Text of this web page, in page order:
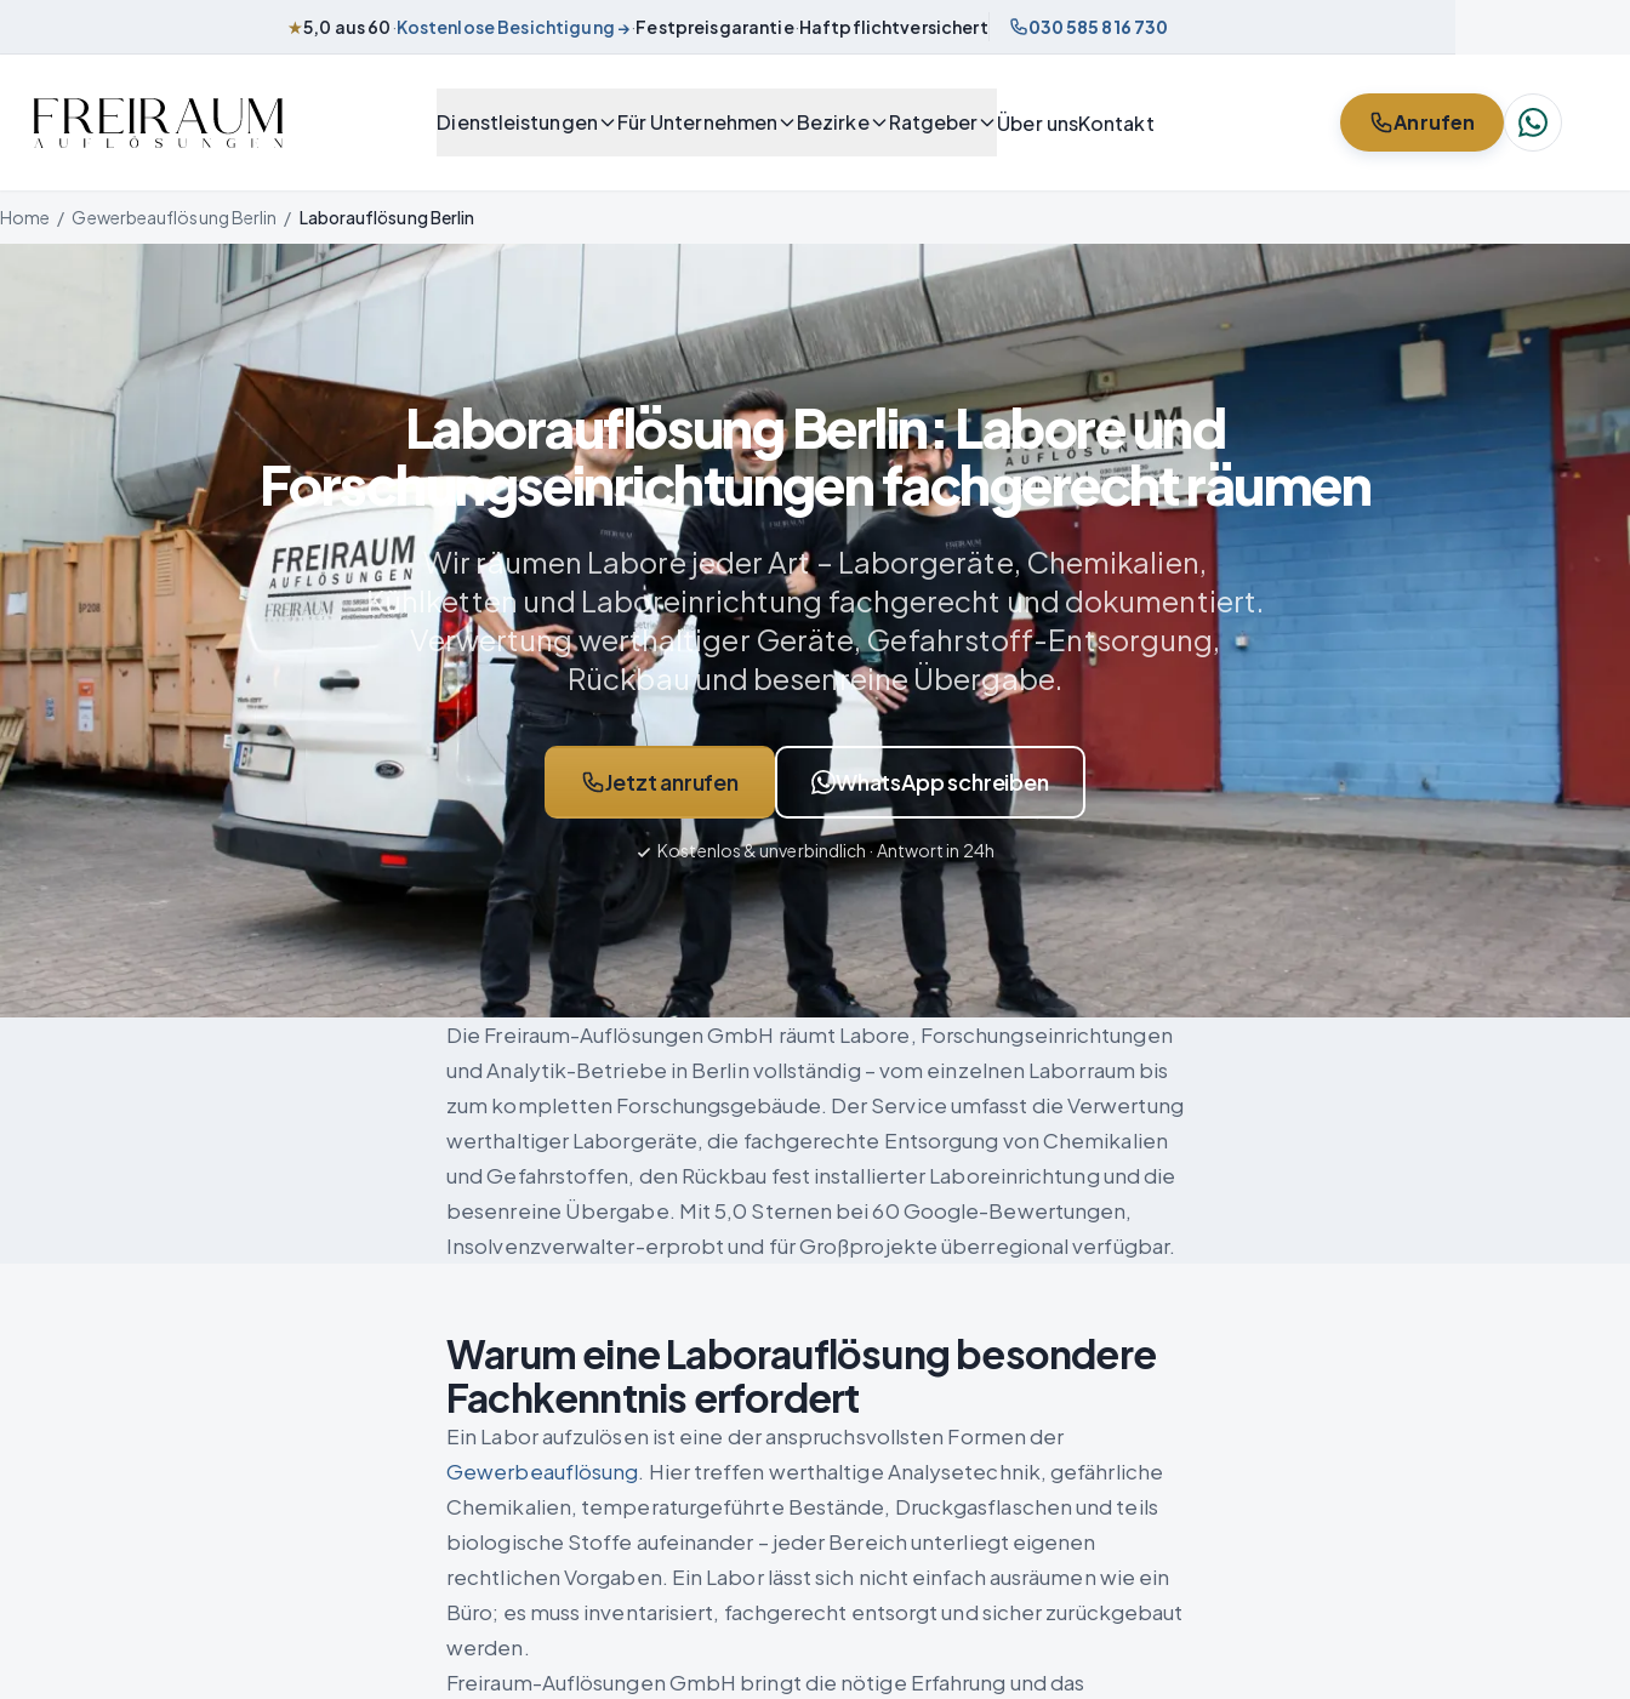
★5,0 aus 60 ·Kostenlose Besichtigung →·Festpreisgarantie·Haftpflichtversichert 030 585 816 730
Dienstleistungen Für Unternehmen Bezirke Ratgeber Über unsKontakt Anrufen
Home / Gewerbeauflösung Berlin / Laborauflösung Berlin
Laborauflösung Berlin: Labore und
Forschungseinrichtungen fachgerecht räumen
Wir räumen Labore jeder Art – Laborgeräte, Chemikalien,
Kühlketten und Laboreinrichtung fachgerecht und dokumentiert.
Verwertung werthaltiger Geräte, Gefahrstoff-Entsorgung,
Rückbau und besenreine Übergabe.
Jetzt anrufen WhatsApp schreiben
Kostenlos & unverbindlich · Antwort in 24h
Die Freiraum-Auflösungen GmbH räumt Labore, Forschungseinrichtungen
und Analytik-Betriebe in Berlin vollständig – vom einzelnen Laborraum bis
zum kompletten Forschungsgebäude. Der Service umfasst die Verwertung
werthaltiger Laborgeräte, die fachgerechte Entsorgung von Chemikalien
und Gefahrstoffen, den Rückbau fest installierter Laboreinrichtung und die
besenreine Übergabe. Mit 5,0 Sternen bei 60 Google-Bewertungen,
Insolvenzverwalter-erprobt und für Großprojekte überregional verfügbar.
Warum eine Laborauflösung besondere
Fachkenntnis erfordert
Ein Labor aufzulösen ist eine der anspruchsvollsten Formen der
Gewerbeauflösung. Hier treffen werthaltige Analysetechnik, gefährliche
Chemikalien, temperaturgeführte Bestände, Druckgasflaschen und teils
biologische Stoffe aufeinander – jeder Bereich unterliegt eigenen
rechtlichen Vorgaben. Ein Labor lässt sich nicht einfach ausräumen wie ein
Büro; es muss inventarisiert, fachgerecht entsorgt und sicher zurückgebaut
werden.
Freiraum-Auflösungen GmbH bringt die nötige Erfahrung und das